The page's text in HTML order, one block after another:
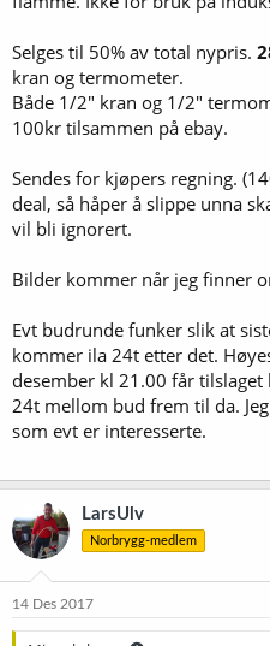
Selges til 50% av total nypris.
kran og termometer.
Både 1/2" kran og 1/2"
100kr tilsammen på ebay.
Sendes for kjøpers regning.
deal, så håper å slippe unna
vil bli ignorert.
Bilder kommer når jeg finner
Evt budrunde funker slik at
kommer ila 24t etter det.
desember kl 21.00 får
24t mellom bud frem til da.
som evt er interesserte.
LarsUlv
Norbrygg-medlem
14 Des 2017